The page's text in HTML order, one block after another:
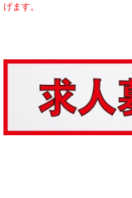
げます。